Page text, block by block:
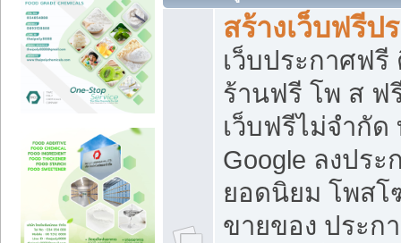
สร้างเว็บฟรีป
เว็บประกาศฟ
ร้านฟรี โพ ส ฟ
เว็บฟรีไม่จำกัด
Google ลงประ
ยอดนิยม โพส
ขายของ ประก